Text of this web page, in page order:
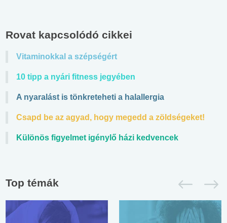
Rovat kapcsolódó cikkei
Vitaminokkal a szépségért
10 tipp a nyári fitness jegyében
A nyaralást is tönkreteheti a halallergia
Csapd be az agyad, hogy megedd a zöldségeket!
Különös figyelmet igénylő házi kedvencek
Top témák